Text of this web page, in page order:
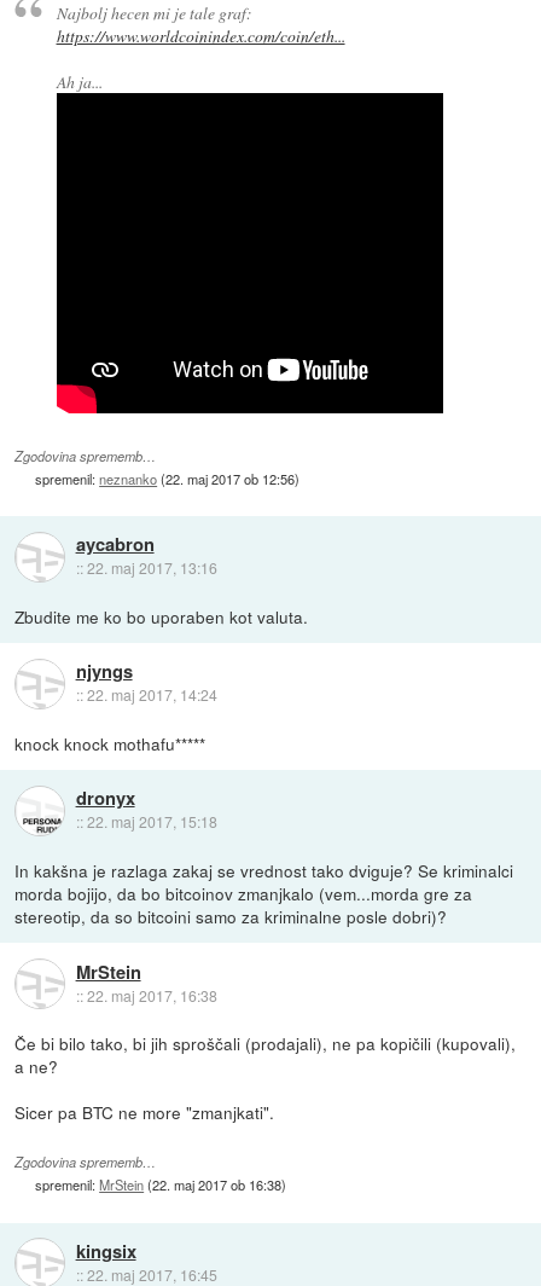
Najbolj hecen mi je tale graf:
https://www.worldcoinindex.com/coin/eth...
Ah ja...
Zgodovina sprememb…
spremenil:neznanko(22. maj 2017 ob 12:56)
aycabron
::22. maj 2017, 13:16
Zbudite me ko bo uporaben kot valuta.
njyngs
::22. maj 2017, 14:24
knock knock mothafu*****
dronyx
::22. maj 2017, 15:18
In kakšna je razlaga zakaj se vrednost tako dviguje? Se kriminalci
morda bojijo, da bo bitcoinov zmanjkalo (vem...morda gre za
stereotip, da so bitcoini samo za kriminalne posle dobri)?
MrStein
::22. maj 2017, 16:38
Če bi bilo tako, bi jih sproščali (prodajali), ne pa kopičili (kupovali),
a ne?
Sicer pa BTC ne more "zmanjkati".
Zgodovina sprememb…
spremenil:MrStein(22. maj 2017 ob 16:38)
kingsix
::22. maj 2017, 16:45